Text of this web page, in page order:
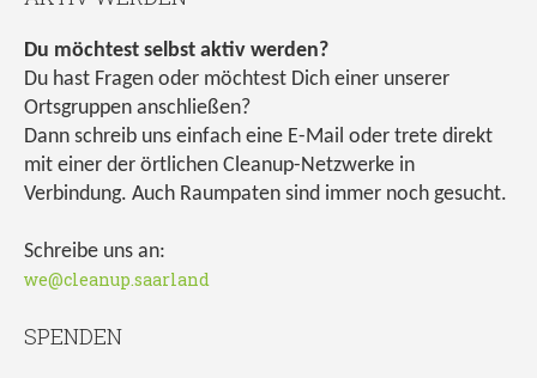
Du möchtest selbst aktiv werden?
Du hast Fragen oder möchtest Dich einer unserer
Ortsgruppen anschließen?
Dann schreib uns einfach eine E-Mail oder trete direkt
mit einer der örtlichen Cleanup-Netzwerke in
Verbindung. Auch Raumpaten sind immer noch gesucht.
Schreibe uns an:
we@cleanup.saarland
SPENDEN